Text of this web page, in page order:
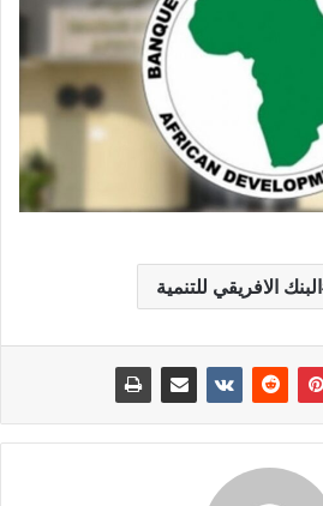
البنك الافريقي للتنمية